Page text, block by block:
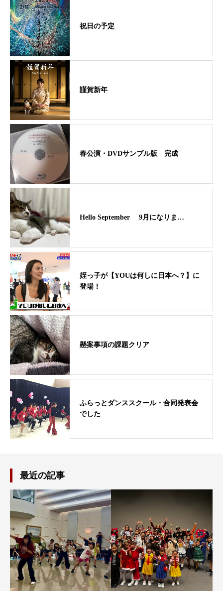
祝日の予定
謹賀新年
春公演・DVDサンプル版 完成
Hello September 9月になりま…
姪っ子が【YOUは何しに日本へ？】に
登場！
懸案事項の課題クリア
ふらっとダンススクール・合同発表会
でした
最近の記事